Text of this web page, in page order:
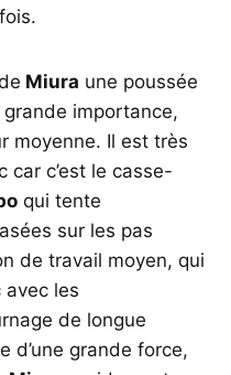
Miura une poussée
importance,
moyenne. Il est très
car c’est le casse-
qui tente
sur les pas
de travail moyen, qui
les
de longue
d’une grande force,